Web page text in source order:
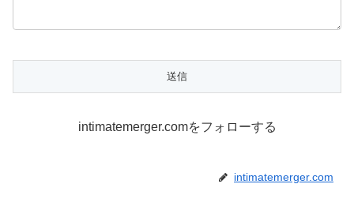
intimatemerger.comをフォローする
intimatemerger.com